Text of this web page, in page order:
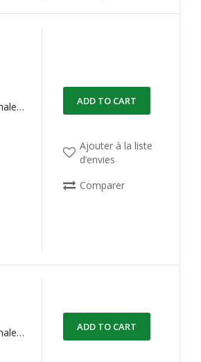
BOUTON POUSSOIR A SOUDER 7mm Normalement OUVERT NOIR ADD TO CART
Ajouter à la liste
d’envies
Comparer
BOUTON POUSSOIR A SOUDER 7mm Normalement OUVERT ROUGE ADD TO CART